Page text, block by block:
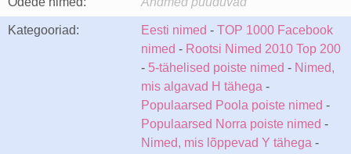
Kategooriad: Eesti nimed - TOP 1000 Facebook
nimed - Rootsi Nimed 2010 Top 200
- 5-tähelised poiste nimed - Nimed,
mis algavad H tähega -
Populaarsed Poola poiste nimed -
Populaarsed Norra poiste nimed -
Nimed, mis lõppevad Y tähega -